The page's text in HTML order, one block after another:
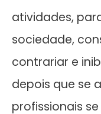
atividades,
sociedade,
contrariar e
depois que se
profissionais